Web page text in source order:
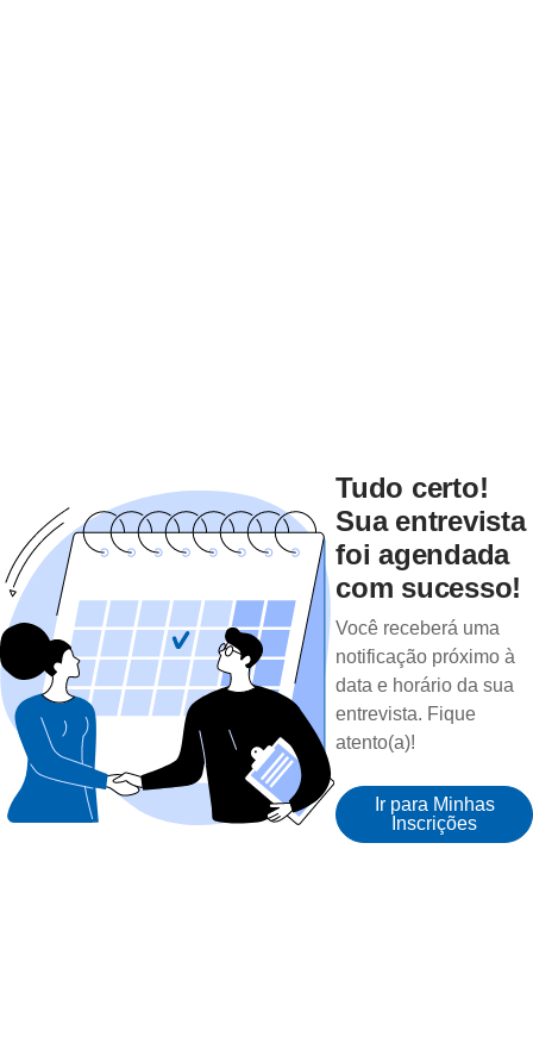
Tudo certo!
Sua entrevista
foi agendada
com sucesso!
Você receberá uma
notificação próximo à
data e horário da sua
entrevista. Fique
atento(a)!
Ir para Minhas
Inscrições